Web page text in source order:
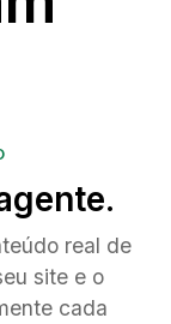
real de
site e o
cada